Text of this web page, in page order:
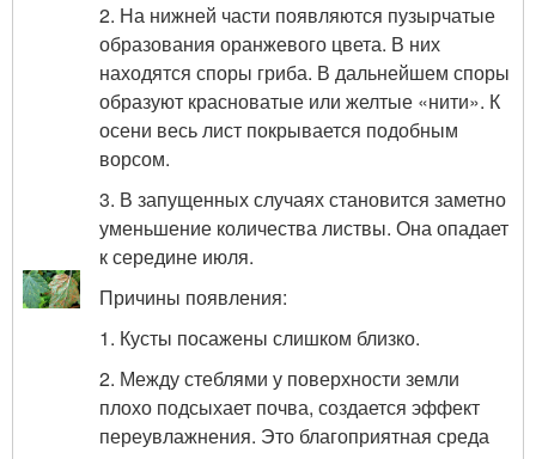
2. На нижней части появляются пузырчатые
образования оранжевого цвета. В них
находятся споры гриба. В дальнейшем споры
образуют красноватые или желтые «нити». К
осени весь лист покрывается подобным
ворсом.
3. В запущенных случаях становится заметно
уменьшение количества листвы. Она опадает
к середине июля.
Причины появления:
1. Кусты посажены слишком близко.
2. Между стеблями у поверхности земли
плохо подсыхает почва, создается эффект
переувлажнения. Это благоприятная среда